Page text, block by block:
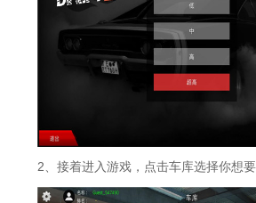
2、接着进入游戏，点击车库选择你想